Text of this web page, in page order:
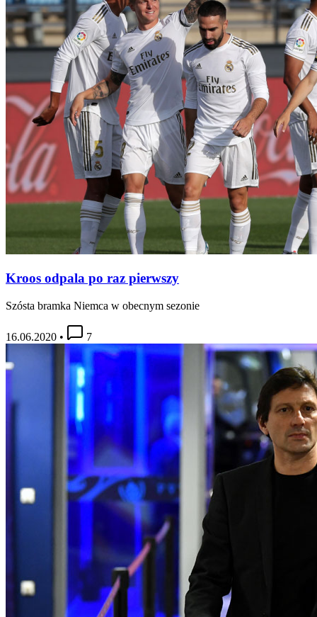
Kroos odpala po raz pierwszy
Szósta bramka Niemca w obecnym sezonie
16.06.2020 • 7